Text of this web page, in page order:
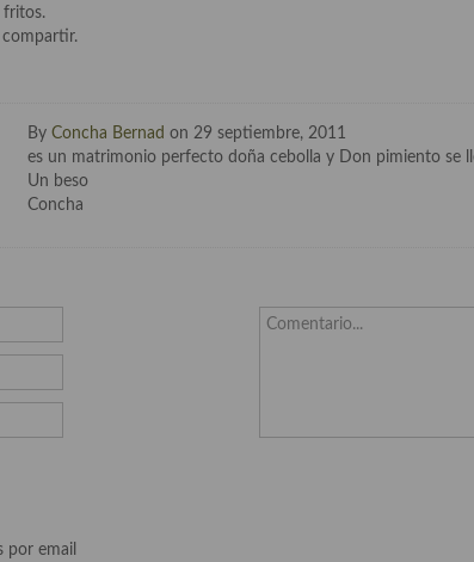
fritos.
compartir.
By Concha Bernad on 29 septiembre, 2011
es un matrimonio perfecto doña cebolla y Don pimiento se
Un beso
Concha
Comentario...
por email